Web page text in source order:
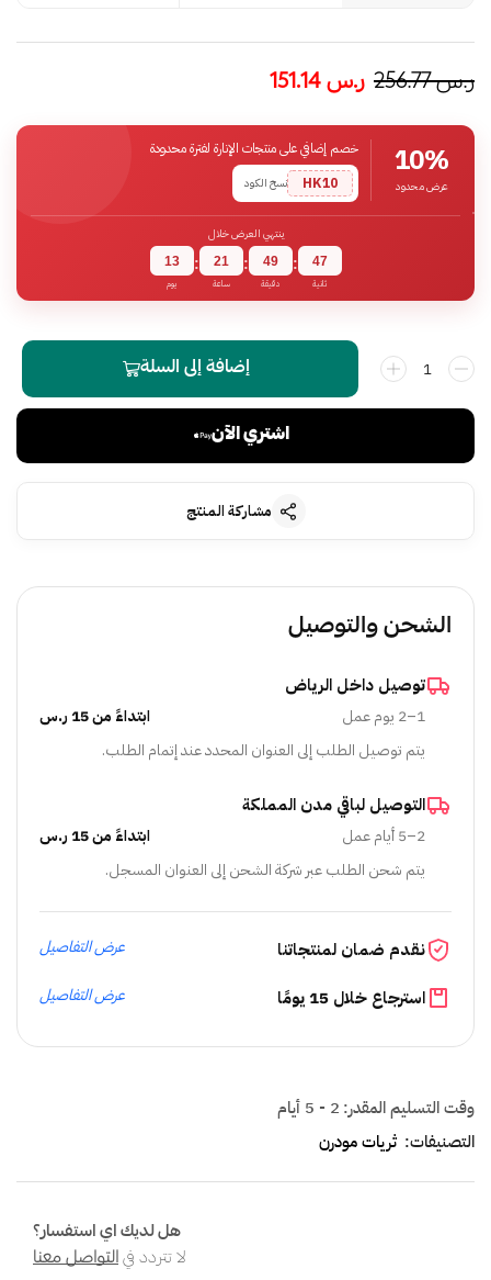
ر.س256.77 ر.س
10%
عرض محدود
خصم إضافي على منتجات الإنارة لفترة محدودة
HK10
نسخ الكود
ينتهي العرض خلال
13
يوم
: 21
ساعة
: 49
دقيقة
: 46
ثانية
إضافة إلى السلة
اشتري الآن
مشاركة المنتج
الشحن والتوصيل
توصيل داخل الرياض
1–2 يوم عمل
ابتداءً من 15 ر.س
يتم توصيل الطلب إلى العنوان المحدد عند إتمام الطلب.
التوصيل لباقي مدن المملكة
2–5 أيام عمل
ابتداءً من 15 ر.س
يتم شحن الطلب عبر شركة الشحن إلى العنوان المسجل.
نقدم ضمان لمنتجاتنا عرض التفاصيل
استرجاع خلال 15 يومًا عرض التفاصيل
وقت التسليم المقدر: 2 - 5 أيام
التصنيفات: ثريات مودرن
هل لديك اي استفسار؟
لا تتردد فيالتواصل معنا